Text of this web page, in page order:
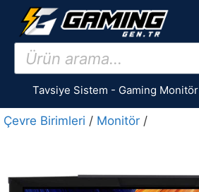
İçeriğe
Products
search
Tavsiye Sistem - Gaming Monitör
Çevre Birimleri / Monitör /